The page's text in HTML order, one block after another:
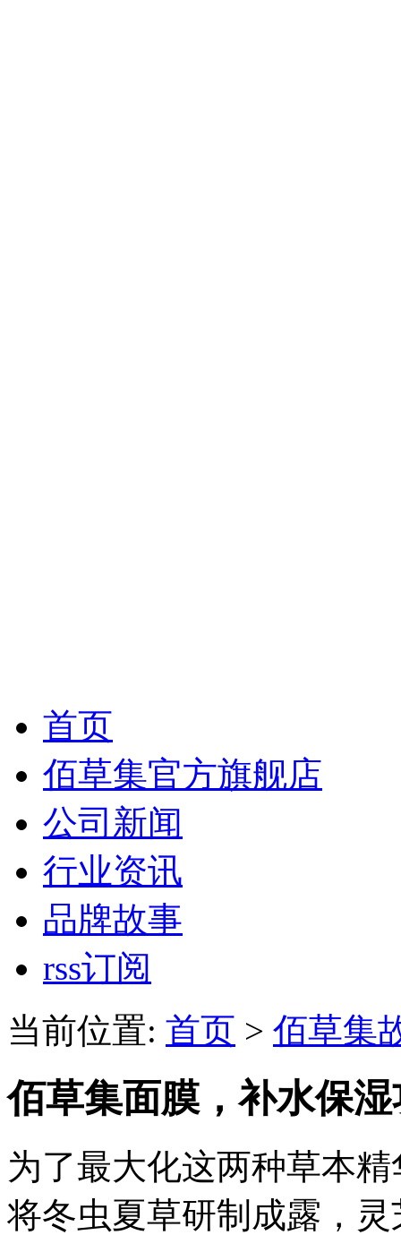
首页
佰草集官方旗舰店
公司新闻
行业资讯
品牌故事
rss订阅
当前位置: 首页 > 佰草集
佰草集面膜，补水保
为了最大化这两种草本
将冬虫夏草研制成露，